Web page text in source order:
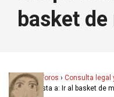
basket
Inicio › Foros › Consulta legal
Respuesta a: Ir al basket de